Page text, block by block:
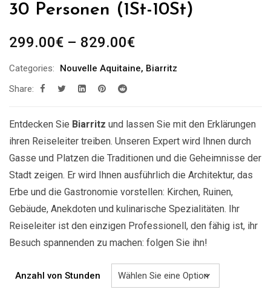
30 Personen (1St-10St)
299.00€ – 829.00€Preisspanne:
bis
Categories: Nouvelle Aquitaine, Biarritz
Share:
Entdecken Sie Biarritz und lassen Sie mit den Erklärungen
ihren Reiseleiter treiben. Unseren Expert wird Ihnen durch
Gasse und Platzen die Traditionen und die Geheimnisse der
Stadt zeigen. Er wird Ihnen ausführlich die Architektur, das
Erbe und die Gastronomie vorstellen: Kirchen, Ruinen,
Gebäude, Anekdoten und kulinarische Spezialitäten. Ihr
Reiseleiter ist den einzigen Professionell, den fähig ist, ihr
Besuch spannenden zu machen: folgen Sie ihn!
Anzahl von Stunden